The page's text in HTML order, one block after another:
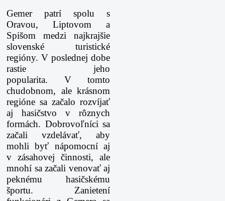
Gemer patrí spolu s
Oravou, Liptovom a
Spišom medzi najkrajšie
slovenské turistické
regióny. V poslednej dobe
rastie jeho
popularita. V tomto
chudobnom, ale krásnom
regióne sa začalo rozvíjať
aj hasičstvo v rôznych
formách. Dobrovoľníci sa
začali vzdelávať, aby
mohli byť nápomocní aj
v zásahovej činnosti, ale
mnohí sa začali venovať aj
peknému hasičskému
športu. Zanietení